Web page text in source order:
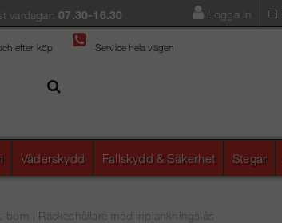
vardagar:07.30-16.30 Logga in
efter köp Service hela vägen
Väderskydd Fallskydd & Säkerhet Stegar
bom | Räckeshållare med inplankningslås